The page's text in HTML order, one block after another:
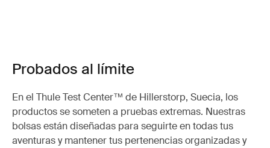
Probados al límite
En el Thule Test Center™ de Hillerstorp, Suecia, los
productos se someten a pruebas extremas. Nuestras
bolsas están diseñadas para seguirte en todas tus
aventuras y mantener tus pertenencias organizadas y